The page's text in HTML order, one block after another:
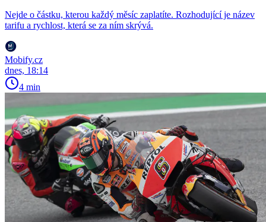
Nejde o částku, kterou každý měsíc zaplatíte. Rozhodující je název
tarifu a rychlost, která se za ním skrývá.
Mobify.cz
dnes, 18:14
4 min